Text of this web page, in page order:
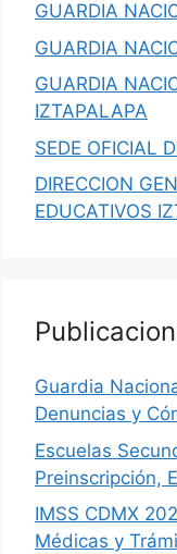
GUARDIA
GUARDIA
GUARDIA
IZTAPALAPA
SEDE OFICIAL
DIRECCION
EDUCATIVOS
Guardia
Denuncias y
Escuelas
Preinscripción,
IMSS CDMX
Médicas y